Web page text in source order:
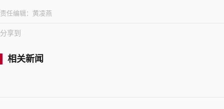
责任编辑： 黄凌燕
分享到
相关新闻